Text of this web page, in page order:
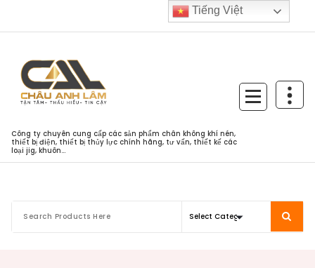
Công ty chuyên cung cấp các sản phẩm chân không khí nén,
thiết bị điện, thiết bị thủy lực chính hãng, tư vấn, thiết kế các
loại jig, khuôn...
Tiếng Việt